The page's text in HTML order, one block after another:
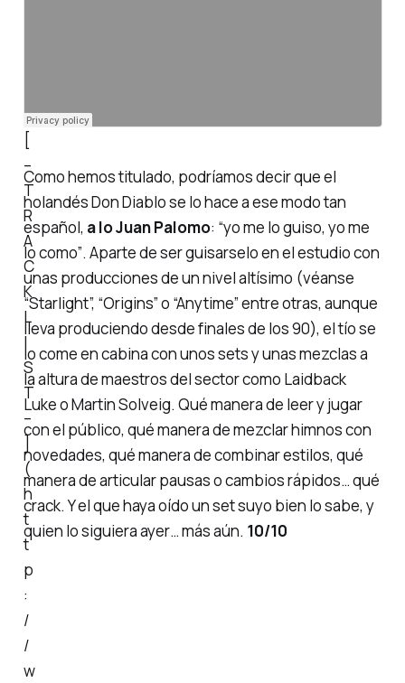
[
–
T
R
A
C
K
L
I
S
T
–
]
(
h
t
t
p
:
/
/
w
Como hemos titulado, podríamos decir que el
holandés Don Diablo se lo hace a ese modo tan
español, a lo Juan Palomo: “yo me lo guiso, yo me
lo como”. Aparte de serguisarseloen el estudio con
unas producciones de un nivel altísimo (véanse
“Starlight”, “Origins” o “Anytime”entre otras, aunque
lleva produciendo desde finales de los 90), el tíose
lo comeen cabina con unos sets y unas mezclas a
la altura de maestros del sector como Laidback
Luke o Martin Solveig. Qué manera de leer y jugar
con el público, qué manera de mezclar himnos con
novedades, qué manera de combinar estilos, qué
manera de articular pausas o cambios rápidos… qué
crack. Y el que haya oído un set suyo bien lo sabe, y
quien lo siguiera ayer… más aún. 10/10